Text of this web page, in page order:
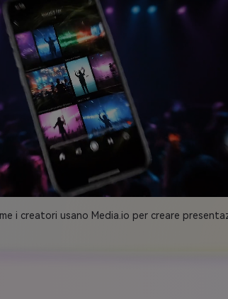
i creatori usano Media.io per creare